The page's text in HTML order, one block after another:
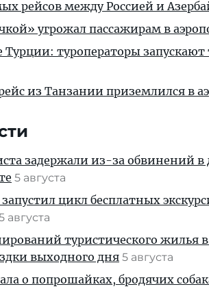
рейсов между Россией и
угрожал пассажирам в
Турции: туроператоры
из Танзании приземлился в
задержали из-за обвинений в
5 августа
цикл бесплатных
августа
туристического жилья
выходного дня 5 августа
о попрошайках, бродячих